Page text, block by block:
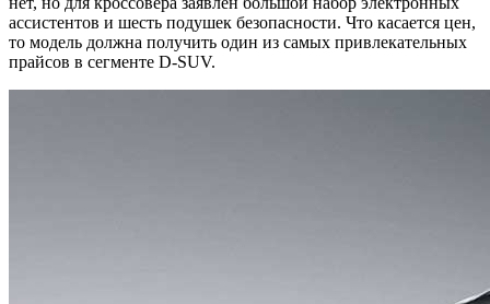
ассистентов и шесть подушек безопасности. Что касается цен,
то модель должна получить один из самых привлекательных
прайсов в сегменте D-SUV.